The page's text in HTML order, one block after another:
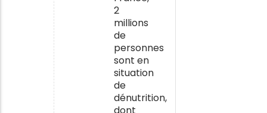
2
millions
de
personnes
sont en
situation
de
dénutrition,